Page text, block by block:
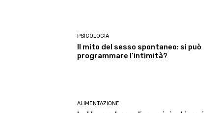
PSICOLOGIA
Il mito del sesso spontaneo: si può
programmare l’intimità?
ALIMENTAZIONE